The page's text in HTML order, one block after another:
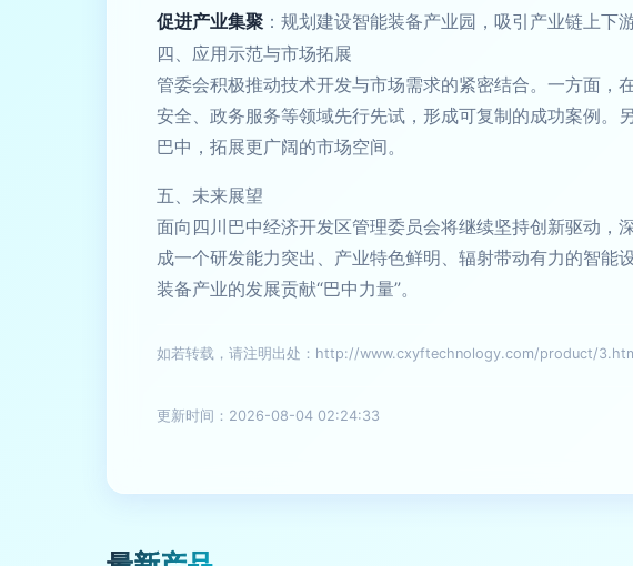
促进产业集聚 ：规划建设智能装备产业园，吸引产业链上下
四、应用示范与市场拓展
管委会积极推动技术开发与市场需求的紧密结合。一方面
安全、政务服务等领域先行先试，形成可复制的成功案例。
巴中，拓展更广阔的市场空间。
五、未来展望
面向四川巴中经济开发区管理委员会将继续坚持创新驱动，
成一个研发能力突出、产业特色鲜明、辐射带动有力的智
装备产业的发展贡献“巴中力量”。
如若转载，请注明出处：http://www.cxyftechnology.com/product/
更新时间：2026-08-04 02:24:33